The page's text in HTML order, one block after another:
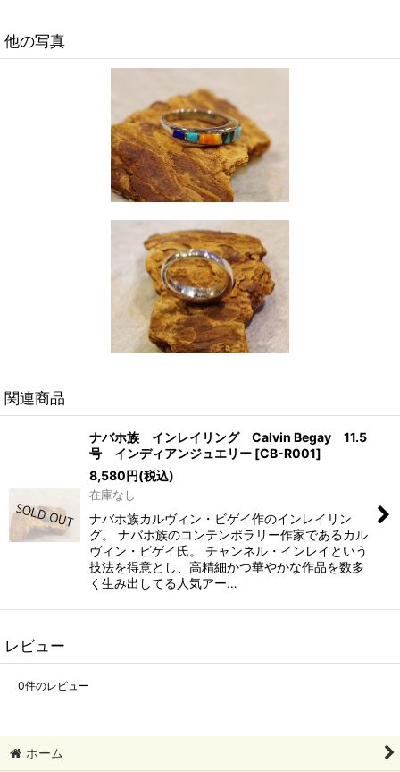
他の写真
関連商品
ナバホ族 インレイリング Calvin Begay 11.5
号 インディアンジュエリー [CB-R001]
8,580円(税込)
在庫なし
ナバホ族カルヴィン・ビゲイ作のインレイリン
グ。 ナバホ族のコンテンポラリー作家であるカル
ヴィン・ビゲイ氏。 チャンネル・インレイという
技法を得意とし、高精細かつ華やかな作品を数多
く生み出してる人気アー…
レビュー
0件のレビュー
ホーム